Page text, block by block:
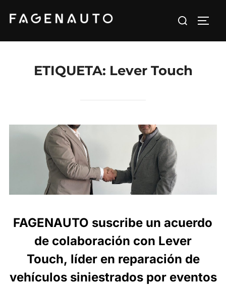
Buscar:
ETIQUETA: Lever Touch
FAGENAUTO suscribe un acuerdo
de colaboración con Lever
Touch, líder en reparación de
vehículos siniestrados por eventos